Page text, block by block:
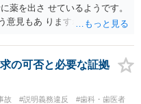
薬を出さ せているようです。
意見もあ りますね。 また患者
なるようです。 したがって、
罪になることは、まったくあ
のっとってやめたほう がいい
の可否と必要な証拠
故 #説明義務違反
#歯科・歯医者